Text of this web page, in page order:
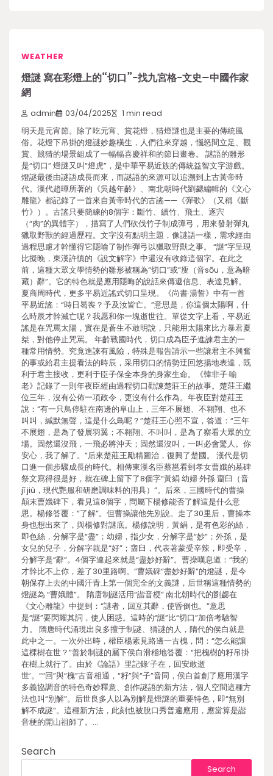
WEATHER
燈謎 寫在彩燈上的“切口”-找九宮格-文史–中國作家
網
admin 03/04/2025 1 min read
明天是元宵節。除了吃元宵、賞花燈，猜燈謎也是主要的傳統風
俗。花燈下吊掛的燈謎妙趣橫生，人們往來穿越，惱怒間立足、觀
賞、競猜的場景組成了一幅幅喜慶祥和的節日畫卷。 謎語的雛形
是“切口” 燈謎又叫“燈虎”，是中華平易近族的傳統益智文字游戲。
燈謎最後由謎語成長而來，而謎語的來源可以追溯到上古黃帝時
代。漢代趙曄所著的《吳越年齡》、南北朝時代劉勰編輯的《文心
雕龍》都記錄了一首來自黃帝時代的古謠——《彈歌》（又稱《斷
竹》）。古謠只要簡練的8個字：斷竹、續竹、飛土、逐宍
（“肉”的異體字），描寫了人們砍伐竹子制成彈弓，用來發射彈丸
獵取野獸的經過歷程。文字沒有點明主題，像謎語一樣，需求經由
過程思慮才幹懂得它隱喻了制作彈弓以獵取野獸之事。 “謎”字呈現
比擬晚，東漢許慎的《說文解字》中還沒有收錄這個字。在此之
前，這種大眾文學情勢的雛形被稱為“切口”或“廋（音sōu，意為暗
藏）辭”。它的特色就是應用隱晦的說話來傳遞信息、表達見解。
夏商周時代，更多平易近謠式切口呈現。《尚書·湯誓》中有一首
平易近謠：“時日曷喪？予及汝皆亡。”意思是，你這個太陽啊，什
么時辰才幹滅亡呢？我愿和你一塊逝世往。單從文字上看，平易近
謠是在咒罵太陽，實在是蒼生不敢明說，只能用太陽來比方暴君夏
桀，對他停止咒罵。 年齡戰國時代，切口成為臣子進諫君主的一
種常用情勢。究竟進諫有風險，特殊是報告請示一些讓君主不興奮
的事或給君主提看法的時辰，采用切口的情勢迂回悠揚地表達，既
利于君主接收，更利于臣子保全本身的身家生命。《韓非子·喻
老》記錄了一則年夜臣經由過程切口勸諫楚莊王的故事。楚莊王繼
位三年，沒有公佈一項政令，更沒有什么作為。年夜臣對楚莊王
說：“有一只鳥停駐在南邊的阜山上，三年不展翅、不翱翔、也不
叫叫，緘默無聲，這是什么鳥呢？”楚莊王心照不宣，答道：“三年
不展翅，是為了發展羽翼；不翱翔、不叫叫，是為了察看大眾的立
場。固然還沒飛，一飛必將沖天；固然還沒叫，一叫必會驚人。你
安心，我了解了。”后來楚莊王勵精圖治，復興了楚國。 漢代是切
口進一個步驟成長的時代。相傳東漢名臣蔡邕看到孝女曹娥的墓碑
祭文寫得很是好，就在碑上留下了8個字“黃絹 幼婦 外孫 齏臼（音
jī jiù，現代艷服和研磨調味料的用具）”。后來，三國時代的曹操
顛末曹娥碑下，看見這8個字，問屬下楊修能否了解這是什么意
思。楊修答覆：“了解”。但曹操讓他先別說。走了30里后，曹操本
身也想出來了，與楊修對謎底。楊修說明，黃絹，是有色彩的絲，
即色絲，分解字是“盡”；幼婦，指少女，分解字是“妙”；外孫，是
女兒的兒子，分解字就是“好”；齏臼，代表著蒙受辛辣，即受辛，
分解字是“辭”。4個字連起來就是“盡妙好辭”。曹操嘆息道：“我的
才幹比不上你，差了30里路啊。”曹娥碑“盡妙好辭”的燈謎，是今
朝保存上去的中國汗青上第一個完全的文義謎，后世稱這種情勢的
燈謎為 “曹娥體”。 隋唐制謎活用“諧音梗” 南北朝時代的劉勰在
《文心雕龍》中提到：“謎者，回互其辭，使昏倒也。”意思
是“謎”要閃耀其詞，使人困惑。這時的“謎”比“切口”加倍考驗智
力。 隋唐時代涌現出良多擅于制謎、猜謎的人，隋代的侯白就是
此中之一。一次外出時，權臣楊素見路邊一古槐，問：“怎么能讓
這棵樹在世？”善於制謎的屬下侯白滑稽地答覆：“把槐樹的籽吊掛
在樹上就行了。由於《論語》里記錄‘子在，回安敢逝
世’。”“回”與“槐”古音相通，“籽”與“子”音同，侯白首創了應用漢字
多義協調音的特色奇妙釋意、創作謎語的新方法，個人空間這種方
法也叫“別解”。后世良多人以為別解是燈謎的重要特色，即“無別
解不成謎”。這種新方法，此刻也被脫口秀普遍應用，應當算是諧
音梗的開山祖師了。…
Search
Search